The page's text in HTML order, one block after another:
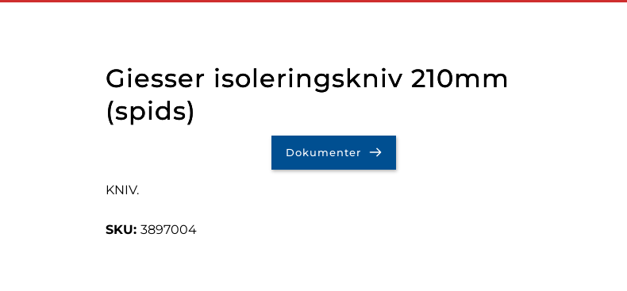
Giesser isoleringskniv 210mm
(spids)
Dokumenter
KNIV.
3897004